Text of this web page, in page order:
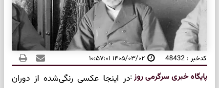
کدخبر : 48432 ۱۴۰۵/۰۳/۰۲ ۱۰:۵۷:۰۱
پایگاه خبری سرگرمی روز:در اینجا عکسی رنگی‌شده از دوران